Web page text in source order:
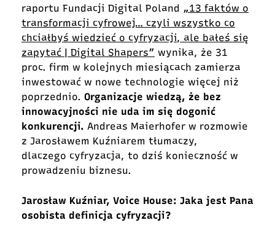
raportu Fundacji Digital Poland „13 faktów o
transformacji cyfrowej… czyli wszystko co
chciałbyś wiedzieć o cyfryzacji, ale bałeś się
zapytać | Digital Shapers” wynika, że 31
proc. firm w kolejnych miesiącach zamierza
inwestować w nowe technologie więcej niż
poprzednio. Organizacje wiedzą, że bez
innowacyjności nie uda im się dogonić
konkurencji. Andreas Maierhofer w rozmowie
z Jarosławem Kuźniarem tłumaczy,
dlaczego cyfryzacja, to dziś konieczność w
prowadzeniu biznesu.
Jarosław Kuźniar, Voice House: Jaka jest Pana
osobista definicja cyfryzacji?